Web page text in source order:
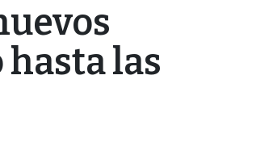
las